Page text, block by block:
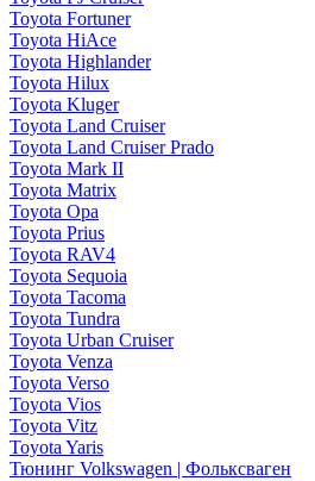
Toyota Fortuner
Toyota HiAce
Toyota Highlander
Toyota Hilux
Toyota Kluger
Toyota Land Cruiser
Toyota Land Cruiser Prado
Toyota Mark II
Toyota Matrix
Toyota Opa
Toyota Prius
Toyota RAV4
Toyota Sequoia
Toyota Tacoma
Toyota Tundra
Toyota Urban Cruiser
Toyota Venza
Toyota Verso
Toyota Vios
Toyota Vitz
Toyota Yaris
Тюнинг Volkswagen | Фольксваген